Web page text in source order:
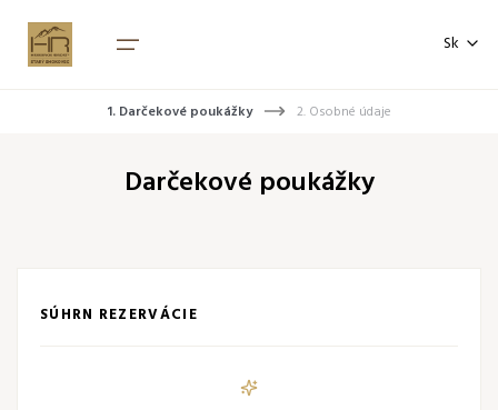
Sk
1. Darčekové poukážky 2. Osobné údaje
Darčekové poukážky
SÚHRN REZERVÁCIE
Voľba jazyka
Náhľad kupónu